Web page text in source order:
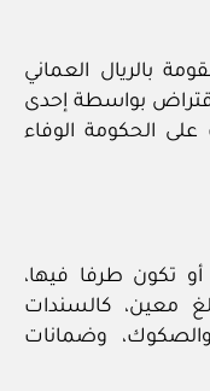
بالريال العماني
بواسطة إحدى
على الحكومة الوفاء
أو تكون طرفا فيها،
معين، كالسندات
والصكوك، وضمانات